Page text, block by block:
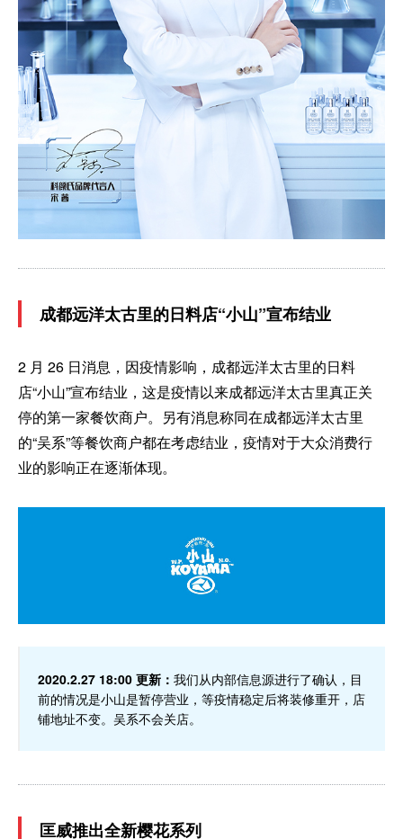
成都远洋太古里的日料店“小山”宣布结业
2 月 26 日消息，因疫情影响，成都远洋太古里的日料
店“小山”宣布结业，这是疫情以来成都远洋太古里真正关
停的第一家餐饮商户。另有消息称同在成都远洋太古里
的“吴系”等餐饮商户都在考虑结业，疫情对于大众消费行
业的影响正在逐渐体现。
2020.2.27 18:00 更新： 我们从内部信息源进行了确认，目
前的情况是小山是暂停营业，等疫情稳定后将装修重开，店
铺地址不变。吴系不会关店。
匡威推出全新樱花系列